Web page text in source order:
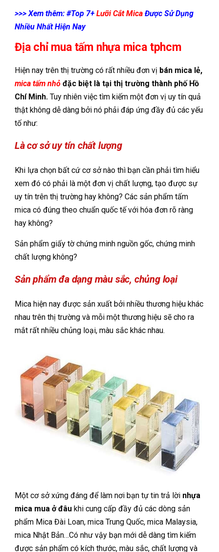
>>> Xem thêm: #Top 7+Lưỡi Cắt Mica Được Sử Dụng
Nhiều Nhất Hiện Nay
Địa chỉ mua tấm nhựa mica tphcm
Hiện nay trên thị trường có rất nhiều đơn vị bán mica lẻ,
mica tấm nhỏ đặc biệt là tại thị trường thành phố Hồ
Chí Minh. Tuy nhiên việc tìm kiếm một đơn vị uy tín quả
thật không dễ dàng bởi nó phải đáp ứng đầy đủ các yếu
tố như:
Là cơ sở uy tín chất lượng
Khi lựa chọn bất cứ cơ sở nào thì bạn cần phải tìm hiểu
xem đó có phải là một đơn vị chất lượng, tạo được sự
uy tín trên thị trường hay không? Các sản phẩm tấm
mica có đúng theo chuẩn quốc tế với hóa đơn rõ ràng
hay không?
Sản phẩm giấy tờ chứng minh nguồn gốc, chứng minh
chất lượng không?
Sản phẩm đa dạng màu sắc, chủng loại
Mica hiện nay được sản xuất bởi nhiều thương hiệu khác
nhau trên thị trường và mỗi một thương hiệu sẽ cho ra
mắt rất nhiều chủng loại, màu sắc khác nhau.
Một cơ sở xứng đáng để làm nơi bạn tự tin trả lời nhựa
mica mua ở đâu khi cung cấp đầy đủ các dòng sản
phẩm Mica Đài Loan, mica Trung Quốc, mica Malaysia,
mica Nhật Bản…Có như vậy bạn mới dễ dàng tìm kiếm
được sản phẩm có kích thước, màu sắc, chất lượng và